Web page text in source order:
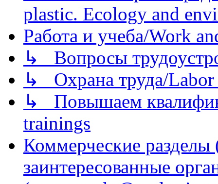
plastic. Ecology and
Работа и учеба/Work
↳ Вопросы
↳ Охрана труда/Labor
↳ Повышаем
trainings
Коммерческие
заинтересованные